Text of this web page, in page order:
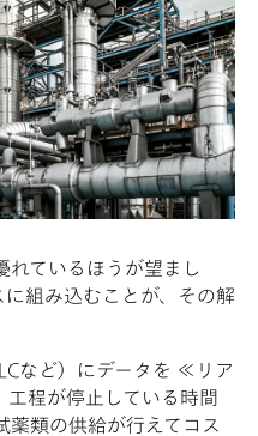
れているほうが望まし
に組み込むことが、その解
など）にデータを ≪リア
程が停止している時間
薬類の供給が行えてコス